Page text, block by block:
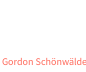
Gordon